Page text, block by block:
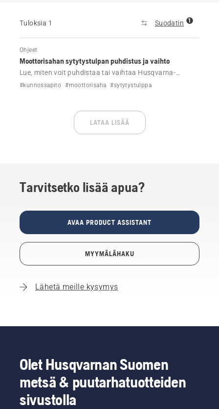
Tuloksia 1 Suodatin 1
Ohjeet
Moottorisahan sytytystulpan puhdistus ja vaihto
Lue, miten voit puhdistaa tai vaihtaa Husqvarna-
moottorisahan sytytystulpan.
#kunnossapito #moottorisaha #sytytystulppa
LATAA LISÄÄ
Tarvitsetko lisää apua?
AVAA PRODUCT ASSISTANT
MYYMÄLÄHAKU
Lähetä meille kysymys
Olet Husqvarnan Suomen
metsä & puutarhatuotteiden
sivustolla